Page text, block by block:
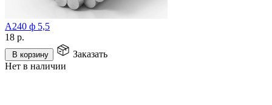
А240 ф 5,5
18 р.
В корзину
Заказать
Нет в наличии